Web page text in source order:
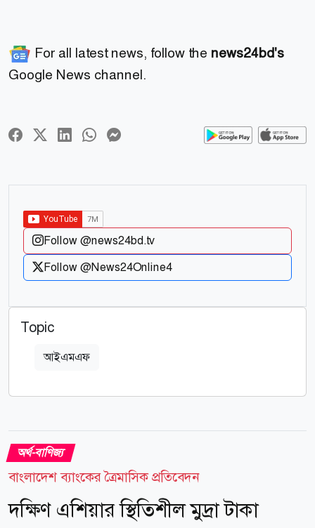
For all latest news, follow the news24bd's
Google News channel.
Follow @news24bd.tv
Follow @News24Online4
Topic
আইএমএফ
অর্থ-বাণিজ্য
বাংলাদেশ ব্যাংকের ত্রৈমাসিক প্রতিবেদন
দক্ষিণ এশিয়ার স্থিতিশীল মুদ্রা টাকা